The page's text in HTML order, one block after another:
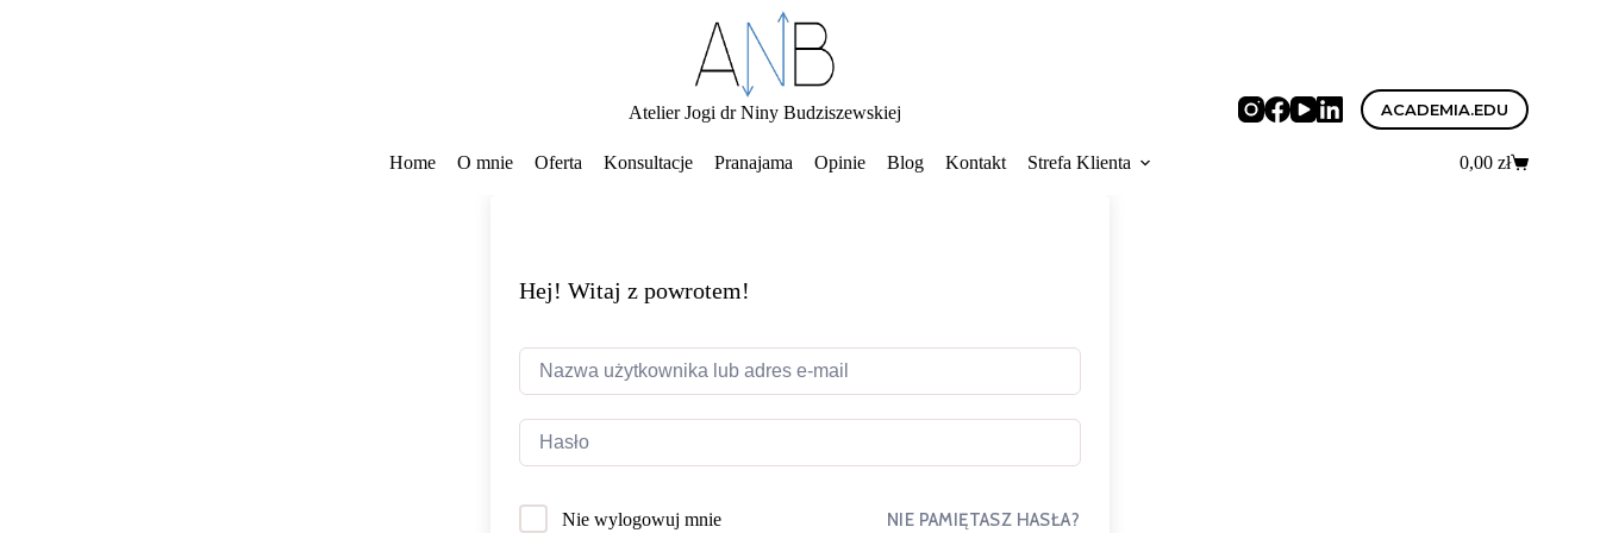
Atelier Jogi dr Niny Budziszewskiej ACADEMIA.EDU
Home O mnie Oferta Konsultacje Pranajama Opinie Blog Kontakt Strefa Klienta Koszyk
0,00 zł
Hej! Witaj z powrotem!
Nie wylogowuj mnie NIE PAMIĘTASZ HASŁA?